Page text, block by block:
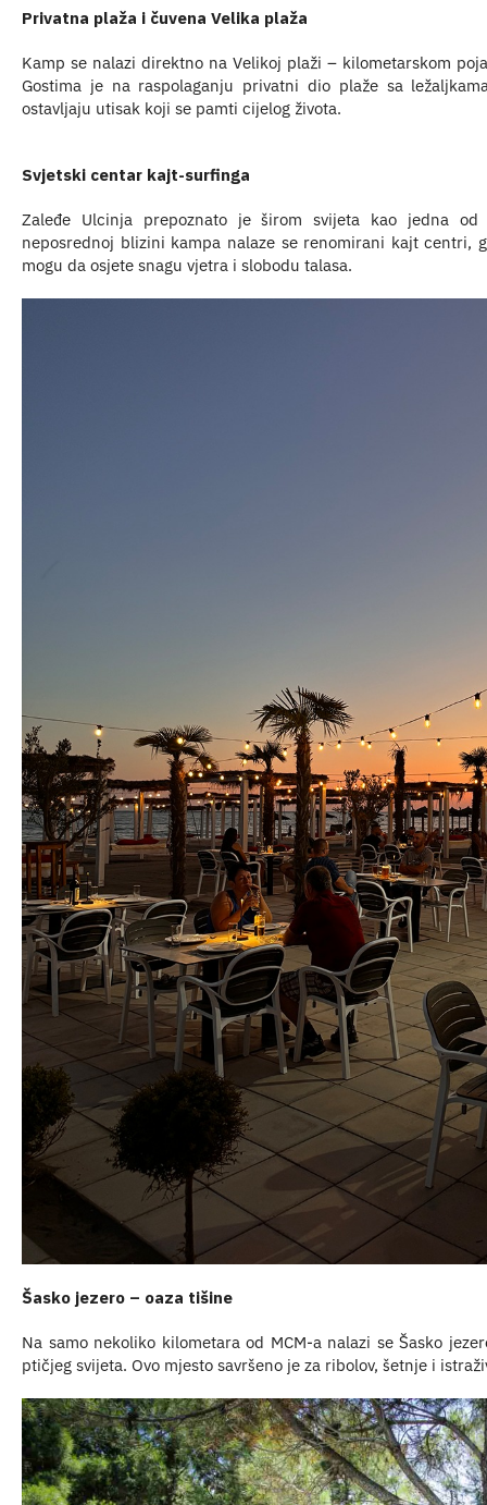
Privatna plaža i čuvena Velika plaža
Kamp se nalazi direktno na Velikoj plaži – kilometarskom
Gostima je na raspolaganju privatni dio plaže sa
ostavljaju utisak koji se pamti cijelog života.
Svjetski centar kajt-surfinga
Zaleđe Ulcinja prepoznato je širom svijeta kao jedna
neposrednoj blizini kampa nalaze se renomirani kajt
mogu da osjete snagu vjetra i slobodu talasa.
Šasko jezero – oaza tišine
Na samo nekoliko kilometara od MCM-a nalazi se Šasko
ptičjeg svijeta. Ovo mjesto savršeno je za ribolov, šetnje i